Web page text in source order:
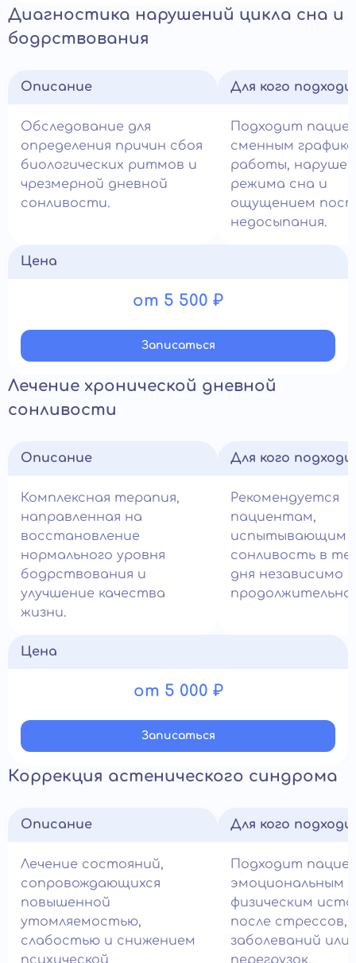
Диагностика нарушений цикла сна и
бодрствования
Описание
Обследование для
определения причин сбоя
биологических ритмов и
чрезмерной дневной
сонливости.
Для кого
Подходит
сменным
работы,
режима сна и
ощущением
недосыпания.
Цена
от 5 500 ₽
Записатьcя
Лечение хронической дневной
сонливости
Описание
Комплексная терапия,
направленная на
восстановление
нормального уровня
бодрствования и
улучшение качества
жизни.
Для кого
Рекомендуется
пациентам,
испытывающим
сонливость в
дня независимо
Цена
от 5 000 ₽
Записатьcя
Коррекция астенического синдрома
Описание
Лечение состояний,
сопровождающихся
повышенной
утомляемостью,
слабостью и снижением
психической
Для кого
Подходит
эмоциональным и
физическим
после стрессов,
заболеваний или
перегрузок.